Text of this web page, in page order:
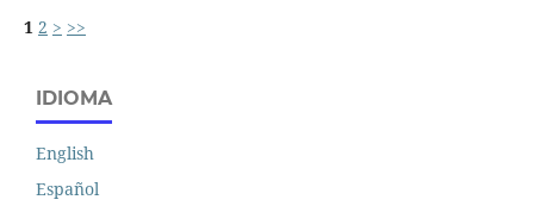
1 2 > >>
IDIOMA
English
Español